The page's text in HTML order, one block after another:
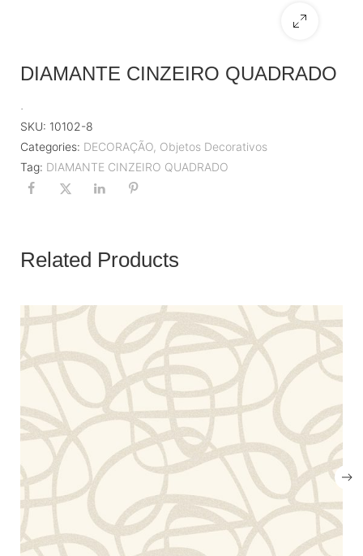
DIAMANTE CINZEIRO QUADRADO
.
SKU: 10102-8
Categories: DECORAÇÃO, Objetos Decorativos
Tag: DIAMANTE CINZEIRO QUADRADO
Related Products